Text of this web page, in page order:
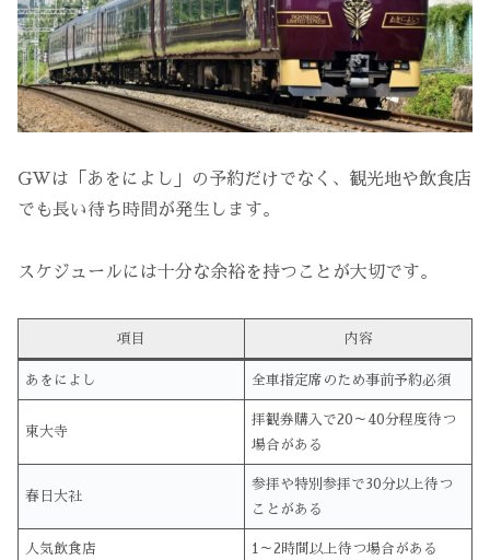
GWは「あをによし」の予約だけでなく、観光地や飲食店
でも長い待ち時間が発生します。
スケジュールには十分な余裕を持つことが大切です。
項目 内容
あをによし 全車指定席のため事前予約必須
東大寺
拝観券購入で20～40分程度待つ
場合がある
春日大社
参拝や特別参拝で30分以上待つ
ことがある
人気飲食店 1～2時間以上待つ場合がある